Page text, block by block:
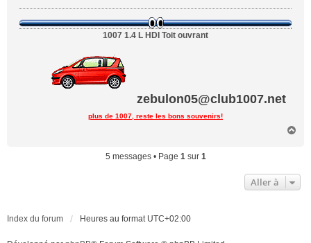
1007 1.4 L HDI Toit ouvrant
zebulon05@club1007.net
plus de 1007, reste les bons souvenirs!
5 messages • Page 1sur 1
Aller à
Index du forum Heures au format UTC+02:00